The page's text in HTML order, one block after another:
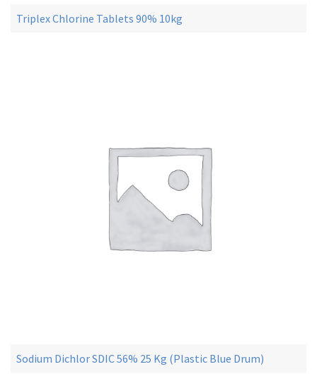
Triplex Chlorine Tablets 90% 10kg
Sodium Dichlor SDIC 56% 25 Kg (Plastic Blue Drum)